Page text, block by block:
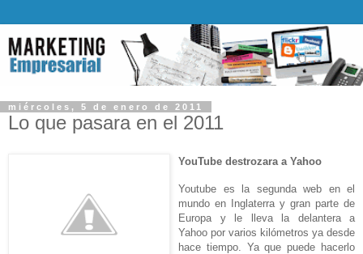
miércoles, 5 de enero de 2011
Lo que pasara en el 2011
YouTube destrozara a Yahoo
Youtube es la segunda web en el
mundo en Inglaterra y gran parte de
Europa y le lleva la delantera a
Yahoo por varios kilómetros ya desde
hace tiempo. Ya que puede hacerlo